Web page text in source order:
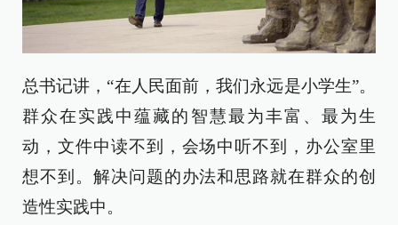
总书记讲，“在人民面前，我们永远是小学生”。
群众在实践中蕴藏的智慧最为丰富、最为生
动，文件中读不到，会场中听不到，办公室里
想不到。解决问题的办法和思路就在群众的创
造性实践中。